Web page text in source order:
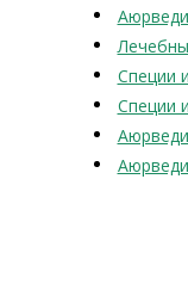
Специи
Специи